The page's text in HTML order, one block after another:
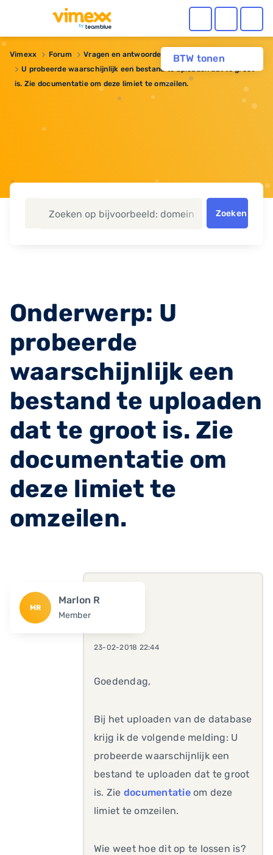
BTW tonen
Vimexx Forum
Vragen en antwoorden
U probeerde waarschijnlijk een bestand te uploaden dat te groot
is. Zie documentatie om deze limiet te omzeilen.
Zoeken
Onderwerp: U
probeerde
waarschijnlijk een
bestand te uploaden
dat te groot is. Zie
documentatie om
deze limiet te
omzeilen.
MR
Marlon R
Member
23-02-2018 22:44
Goedendag,
Bij het uploaden van de database
krijg ik de volgende melding: U
probeerde waarschijnlijk een
bestand te uploaden dat te groot
is. Zie documentatieom deze
limiet te omzeilen.
Wie weet hoe dit op te lossen is?